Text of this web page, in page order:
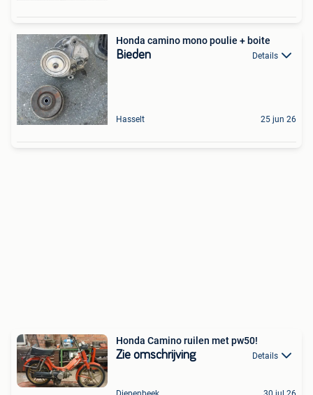
Honda camino mono poulie + boite
Bieden Details
Hasselt 25 jun 26
Honda Camino ruilen met pw50!
Zie omschrijving Details